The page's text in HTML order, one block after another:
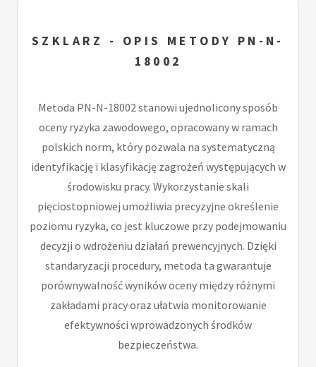
SZKLARZ - OPIS METODY PN-N-
18002
Metoda PN-N-18002 stanowi ujednolicony sposób
oceny ryzyka zawodowego, opracowany w ramach
polskich norm, który pozwala na systematyczną
identyfikację i klasyfikację zagrożeń występujących w
środowisku pracy. Wykorzystanie skali
pięciostopniowej umożliwia precyzyjne określenie
poziomu ryzyka, co jest kluczowe przy podejmowaniu
decyzji o wdrożeniu działań prewencyjnych. Dzięki
standaryzacji procedury, metoda ta gwarantuje
porównywalność wyników oceny między różnymi
zakładami pracy oraz ułatwia monitorowanie
efektywności wprowadzonych środków
bezpieczeństwa.